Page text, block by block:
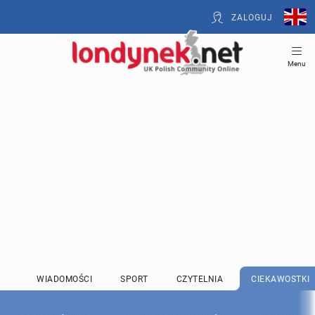
ZALOGUJ
Menu
WIADOMOŚCI SPORT CZYTELNIA CIEKAWOSTKI